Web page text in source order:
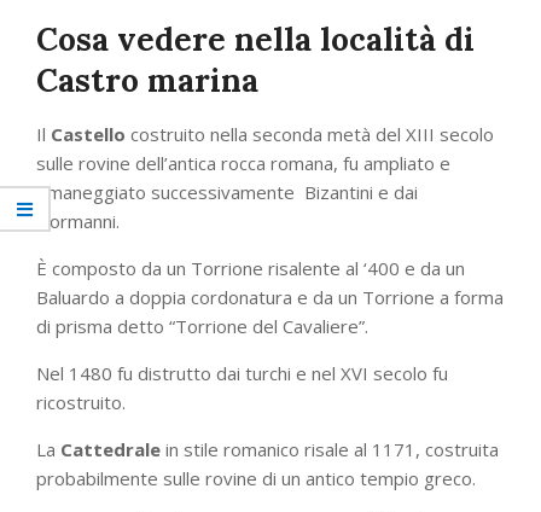
Cosa vedere nella località di
Castro marina
Il Castello costruito nella seconda metà del XIII secolo
sulle rovine dell’antica rocca romana, fu ampliato e
rimaneggiato successivamente Bizantini e dai
Normanni.
È composto da un Torrione risalente al ‘400 e da un
Baluardo a doppia cordonatura e da un Torrione a forma
di prisma detto “Torrione del Cavaliere”.
Nel 1480 fu distrutto dai turchi e nel XVI secolo fu
ricostruito.
La Cattedrale in stile romanico risale al 1171, costruita
probabilmente sulle rovine di un antico tempio greco.